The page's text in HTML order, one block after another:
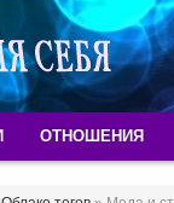
ОТНОШЕНИЯ